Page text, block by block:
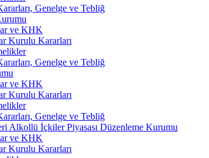
Genelge ve Tebliğ
ve KHK
Kurulu Kararları
Genelge ve Tebliğ
ve KHK
Kurulu Kararları
Genelge ve Tebliğ
Alkollü İçkiler Piyasası Düzenleme Kurumu
ve KHK
Kurulu Kararları